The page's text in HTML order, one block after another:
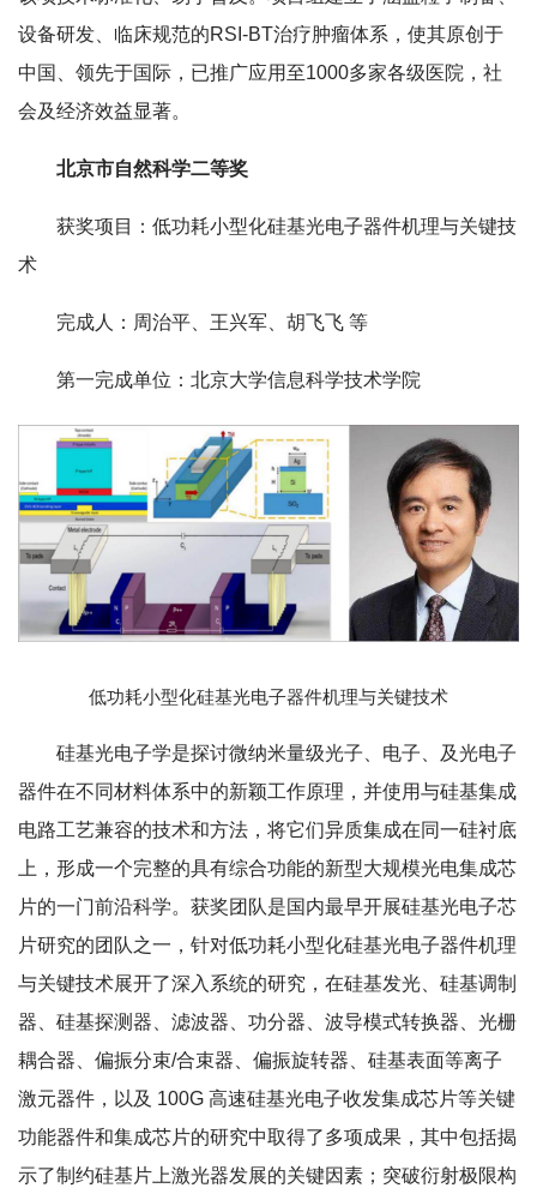
设备研发、临床规范的RSI-BT治疗肿瘤体系，使其原创于
中国、领先于国际，已推广应用至1000多家各级医院，社
会及经济效益显著。
北京市自然科学二等奖
获奖项目：低功耗小型化硅基光电子器件机理与关键技
术
完成人：周治平、王兴军、胡飞飞 等
第一完成单位：北京大学信息科学技术学院
低功耗小型化硅基光电子器件机理与关键技术
硅基光电子学是探讨微纳米量级光子、电子、及光电子
器件在不同材料体系中的新颖工作原理，并使用与硅基集成
电路工艺兼容的技术和方法，将它们异质集成在同一硅衬底
上，形成一个完整的具有综合功能的新型大规模光电集成芯
片的一门前沿科学。获奖团队是国内最早开展硅基光电子芯
片研究的团队之一，针对低功耗小型化硅基光电子器件机理
与关键技术展开了深入系统的研究，在硅基发光、硅基调制
器、硅基探测器、滤波器、功分器、波导模式转换器、光栅
耦合器、偏振分束/合束器、偏振旋转器、硅基表面等离子
激元器件，以及 100G 高速硅基光电子收发集成芯片等关键
功能器件和集成芯片的研究中取得了多项成果，其中包括揭
示了制约硅基片上激光器发展的关键因素；突破衍射极限构